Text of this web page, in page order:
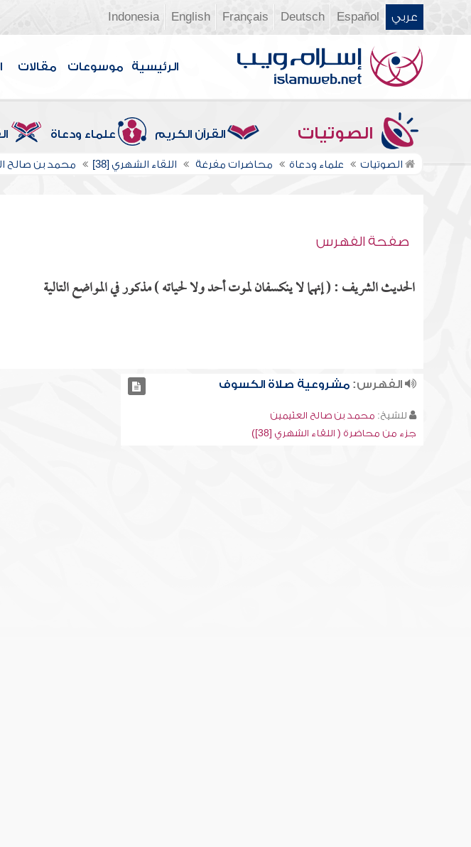
عربي Español
Deutsch
Français
English
Indonesia
الرئيسية موسوعات مقالات
الصوتيات القرآن الكريم علماء ودعاة
الصوتيات علماء ودعاة محاضرات مفرغة اللقاء الشهري [38] محمد بن صالح
صفحة الفهرس
الحديث الشريف : ( إنهما لا ينكسفان لموت أحد ولا لحياته ) مذكور في المواضع التالية
الفهرس:مشروعية صلاة الكسوف
للشيخ: محمد بن صالح العثيمين
جزء من محاضرة ( اللقاء الشهري [38])